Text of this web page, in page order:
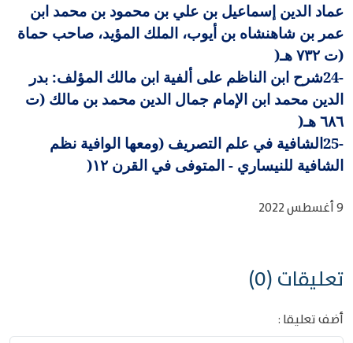
عماد الدين إسماعيل بن علي بن محمود بن محمد ابن
عمر بن شاهنشاه بن أيوب، الملك المؤيد، صاحب حماة
(ت ٧٣٢ هـ
)
24-شرح ابن الناظم على ألفية ابن مالك المؤلف: بدر
الدين محمد ابن الإمام جمال الدين محمد بن مالك (ت
٦٨٦ هـ
)
25-الشافية في علم التصريف (ومعها الوافية نظم
الشافية للنيساري - المتوفى في القرن ١٢
)
9 أغسطس 2022
تعليقات (0)
أضف تعليقا :